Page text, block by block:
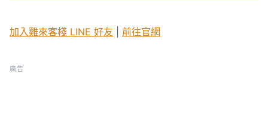
加入雞來客棧 LINE 好友 前往官網
廣告